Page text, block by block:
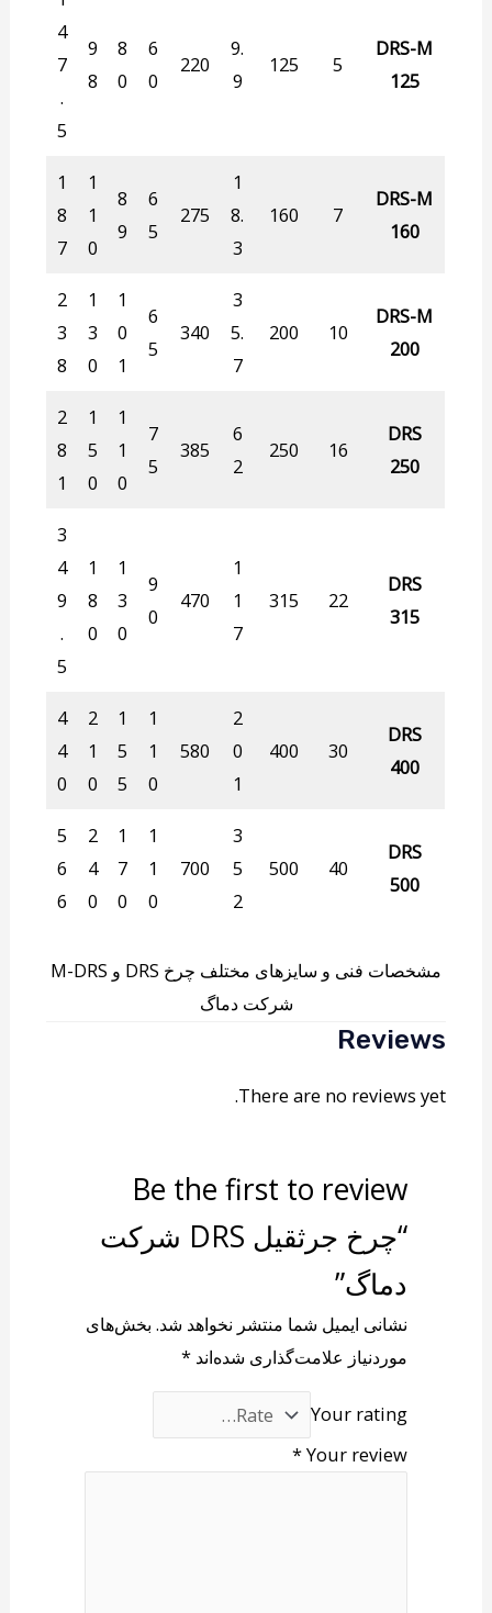
DRS-M
125
5
125
9.
9
220
6
0
8
0
9
8
4
7
.
5
DRS-M
160
7
160
1
8.
3
275
6
5
8
9
1
1
0
1
8
7
DRS-M
200
10
200
3
5.
7
340
6
5
1
0
1
1
3
0
2
3
8
DRS
250
16
250
6
2
385
7
5
1
1
0
1
5
0
2
8
1
DRS
315
22
315
1
1
7
470
9
0
1
3
0
1
8
0
3
4
9
.
5
DRS
400
30
400
2
0
1
580
1
1
0
1
5
5
2
1
0
4
4
0
DRS
500
40
500
3
5
2
700
1
1
0
1
7
0
2
4
0
5
6
6
مشخصات فنی و سایزهای مختلف چرخ DRS و M-DRS
شرکت دماگ
Reviews
There are no reviews yet.
Be the first to review
“چرخ جرثقیل DRS شرکت
دماگ”
نشانی ایمیل شما منتشر نخواهد شد. بخش‌های
موردنیاز علامت‌گذاری شده‌اند *
Your rating
Your review
*